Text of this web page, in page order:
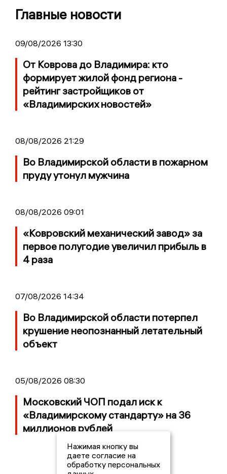
Главные новости
09/08/2026 13:30
От Коврова до Владимира: кто
формирует жилой фонд региона -
рейтинг застройщиков от
«Владимирских новостей»
08/08/2026 21:29
Во Владимирской области в пожарном
пруду утонул мужчина
08/08/2026 09:01
«Ковровский механический завод» за
первое полугодие увеличил прибыль в
4 раза
07/08/2026 14:34
Во Владимирской области потерпел
крушение неопознанный летательный
объект
05/08/2026 08:30
Московский ЧОП подал иск к
«Владимирскому стандарту» на 36
миллионов рублей
Нажимая кнопку вы
даете согласие на
обработку персональных